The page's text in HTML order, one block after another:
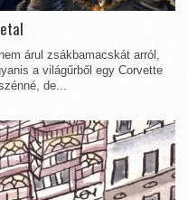
árul zsákbamacskát arról,
a világűrből egy Corvette
de...